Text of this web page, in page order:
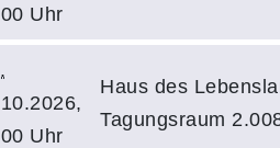
Uhr
Uhr
Haus des
Tagungsraum